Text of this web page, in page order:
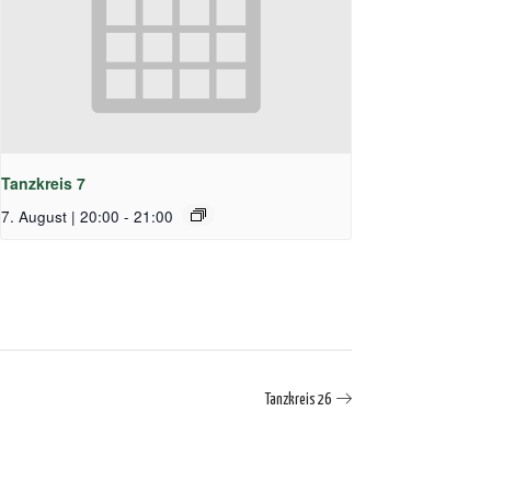
Tanzkreis 7
7. August | 20:00 - 21:00
Tanzkreis 26